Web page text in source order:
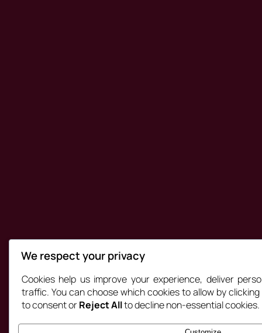
We respect your privacy
Cookies help us improve your experience, deliver
traffic. You can choose which cookies to allow by clicking
to consent orReject Allto decline non-essential cookies.